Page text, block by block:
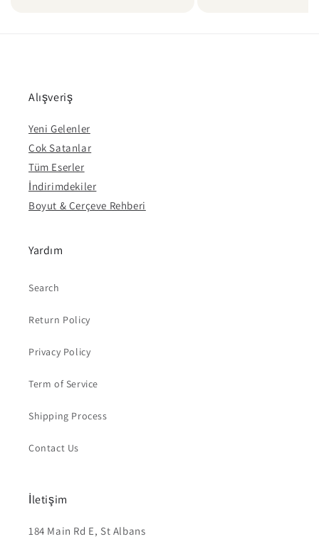
Alışveriş
Yeni Gelenler
Çok Satanlar
Tüm Eserler
İndirimdekiler
Boyut & Çerçeve Rehberi
Yardım
Search
Return Policy
Privacy Policy
Term of Service
Shipping Process
Contact Us
İletişim
184 Main Rd E, St Albans